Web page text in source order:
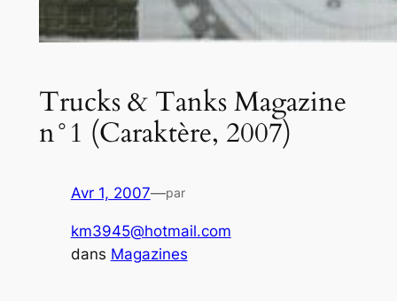
Trucks & Tanks Magazine
n°1 (Caraktère, 2007)
Avr 1, 2007—par
km3945@hotmail.com
dans Magazines